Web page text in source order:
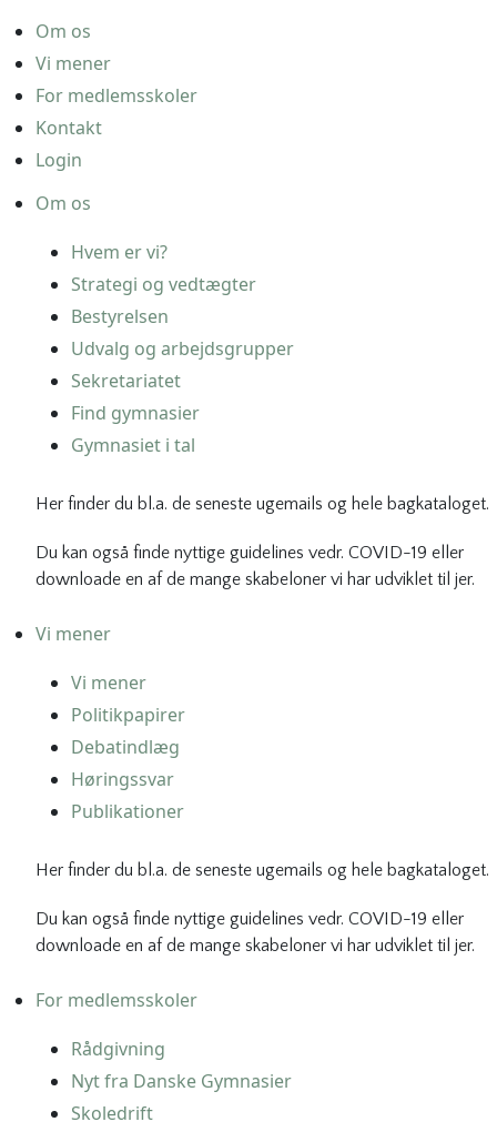
Om os
Vi mener
For medlemsskoler
Kontakt
Login
Om os
Hvem er vi?
Strategi og vedtægter
Bestyrelsen
Udvalg og arbejdsgrupper
Sekretariatet
Find gymnasier
Gymnasiet i tal
Her finder du bl.a. de seneste ugemails og hele bagkataloget.
Du kan også finde nyttige guidelines vedr. COVID-19 eller
downloade en af de mange skabeloner vi har udviklet til jer.
Vi mener
Vi mener
Politikpapirer
Debatindlæg
Høringssvar
Publikationer
Her finder du bl.a. de seneste ugemails og hele bagkataloget.
Du kan også finde nyttige guidelines vedr. COVID-19 eller
downloade en af de mange skabeloner vi har udviklet til jer.
For medlemsskoler
Rådgivning
Nyt fra Danske Gymnasier
Skoledrift